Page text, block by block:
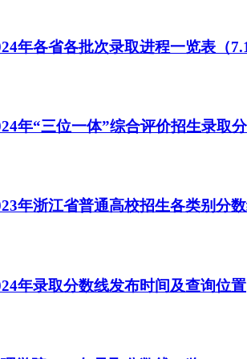
年各省各批次录取进程一览表（
年“三位一体”综合评价招生录取
年浙江省普通高校招生各类别分
年录取分数线发布时间及查询位置